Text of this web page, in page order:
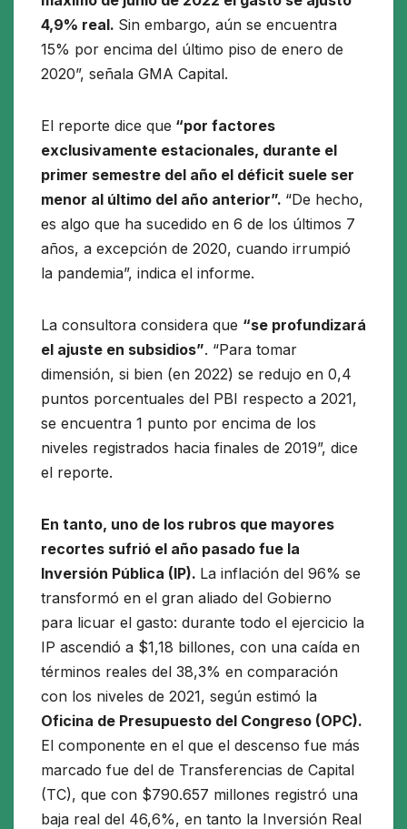
4,9% real. Sin embargo, aún se encuentra
15% por encima del último piso de enero de
2020”, señala GMA Capital.
El reporte dice que “por factores
exclusivamente estacionales, durante el
primer semestre del año el déficit suele ser
menor al último del año anterior”. “De hecho,
es algo que ha sucedido en 6 de los últimos 7
años, a excepción de 2020, cuando irrumpió
la pandemia”, indica el informe.
La consultora considera que “se profundizará
el ajuste en subsidios”. “Para tomar
dimensión, si bien (en 2022) se redujo en 0,4
puntos porcentuales del PBI respecto a 2021,
se encuentra 1 punto por encima de los
niveles registrados hacia finales de 2019”, dice
el reporte.
En tanto, uno de los rubros que mayores
recortes sufrió el año pasado fue la
Inversión Pública (IP). La inflación del 96% se
transformó en el gran aliado del Gobierno
para licuar el gasto: durante todo el ejercicio la
IP ascendió a $1,18 billones, con una caída en
términos reales del 38,3% en comparación
con los niveles de 2021, según estimó la
Oficina de Presupuesto del Congreso (OPC).
El componente en el que el descenso fue más
marcado fue del de Transferencias de Capital
(TC), que con $790.657 millones registró una
baja real del 46,6%, en tanto la Inversión Real